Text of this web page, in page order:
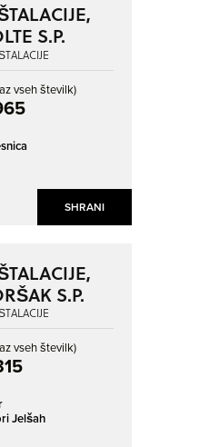
SHRANI
S.P.
vseh številk)
S.P.
vseh številk)
Jelšah